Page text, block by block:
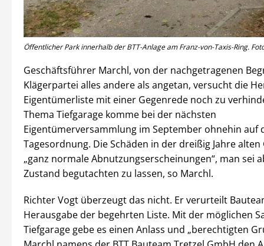
Öffentlicher Park innerhalb der BTT-Anlage am Franz-von-Taxis-Ring.
Geschäftsführer Marchl, von der nachgetragenen
Klägerpartei alles andere als angetan, versucht die
Eigentümerliste mit einer Gegenrede noch zu
Thema Tiefgarage komme bei der nächsten
Eigentümerversammlung im September ohnehin auf
Tagesordnung. Die Schäden in der dreißig Jahre alten
„ganz normale Abnutzungserscheinungen“, man sei
Zustand begutachten zu lassen, so Marchl.
Richter Vogt überzeugt das nicht. Er verurteilt
Herausgabe der begehrten Liste. Mit der möglichen
Tiefgarage gebe es einen Anlass und „berechtigten